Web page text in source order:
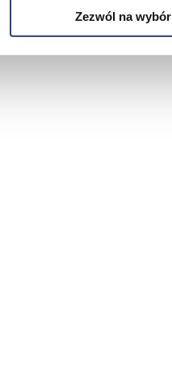
Zezwól na wybór